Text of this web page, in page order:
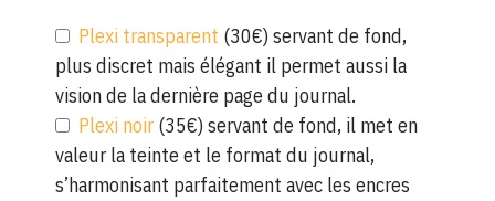
Plexi transparent (30€) servant de fond,
plus discret mais élégant il permet aussi la
vision de la dernière page du journal.
Plexi noir (35€) servant de fond, il met en
valeur la teinte et le format du journal,
s’harmonisant parfaitement avec les encres